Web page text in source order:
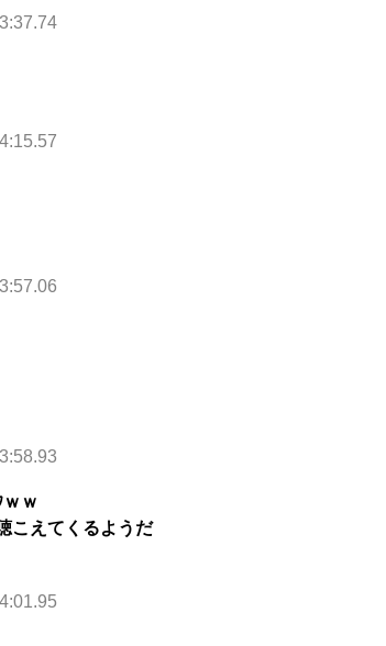
ｗ
こえてくるようだ